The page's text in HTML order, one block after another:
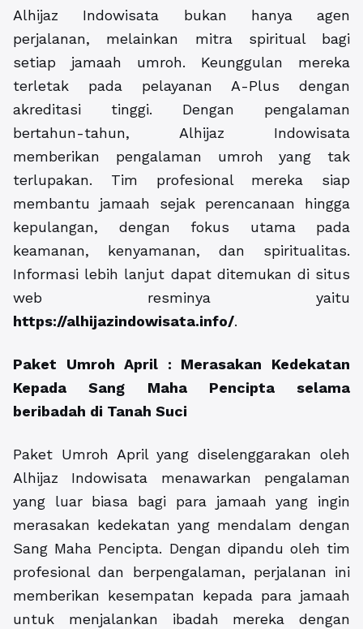
Alhijaz Indowisata bukan hanya agen
perjalanan, melainkan mitra spiritual bagi
setiap jamaah umroh. Keunggulan mereka
terletak pada pelayanan A-Plus dengan
akreditasi tinggi. Dengan pengalaman
bertahun-tahun, Alhijaz Indowisata
memberikan pengalaman umroh yang tak
terlupakan. Tim profesional mereka siap
membantu jamaah sejak perencanaan hingga
kepulangan, dengan fokus utama pada
keamanan, kenyamanan, dan spiritualitas.
Informasi lebih lanjut dapat ditemukan di situs
web resminya yaitu
https://alhijazindowisata.info/.
Paket Umroh April : Merasakan Kedekatan
Kepada Sang Maha Pencipta selama
beribadah di Tanah Suci
Paket Umroh April yang diselenggarakan oleh
Alhijaz Indowisata menawarkan pengalaman
yang luar biasa bagi para jamaah yang ingin
merasakan kedekatan yang mendalam dengan
Sang Maha Pencipta. Dengan dipandu oleh tim
profesional dan berpengalaman, perjalanan ini
memberikan kesempatan kepada para jamaah
untuk menjalankan ibadah mereka dengan